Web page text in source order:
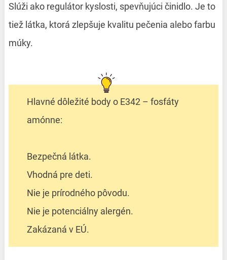
Slúži ako regulátor kyslosti, spevňujúci činidlo. Je to
tiež látka, ktorá zlepšuje kvalitu pečenia alebo farbu
múky.
Hlavné dôležité body o E342 – fosfáty
amónne:
Bezpečná látka.
Vhodná pre deti.
Nie je prírodného pôvodu.
Nie je potenciálny alergén.
Zakázaná v EÚ.